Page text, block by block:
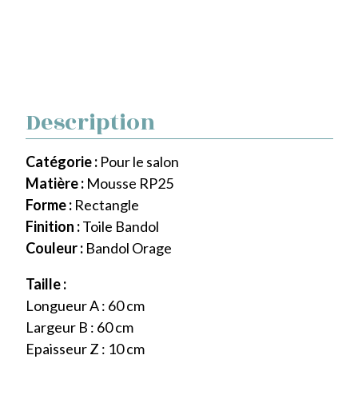
Description
Catégorie : Pour le salon
Matière : Mousse RP25
Forme : Rectangle
Finition :Toile Bandol
Couleur : Bandol Orage
Taille :
Longueur A : 60 cm
Largeur B : 60 cm
Epaisseur Z : 10 cm